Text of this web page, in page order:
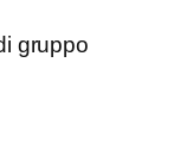
gruppo